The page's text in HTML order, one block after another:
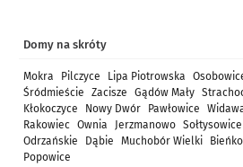
Domy na skróty
Mokra Pilczyce Lipa Piotrowska
Śródmieście
Zacisze Gądów Mały
Kłokoczyce
Nowy Dwór Pawłowice
Rakowiec Ownia Jerzmanowo Sołtysowice
Odrzańskie
Dąbie Muchobór Wielki
Popowice